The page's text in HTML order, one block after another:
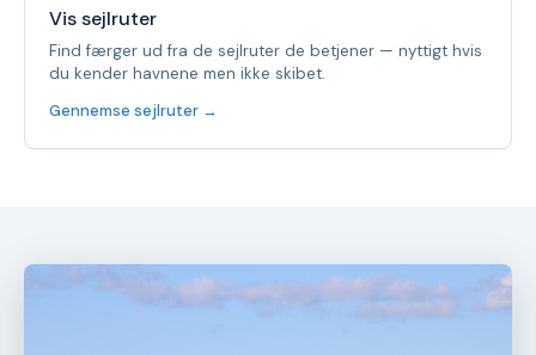
Vis sejlruter
Find færger ud fra de sejlruter de betjener — nyttigt hvis
du kender havnene men ikke skibet.
Gennemse sejlruter →